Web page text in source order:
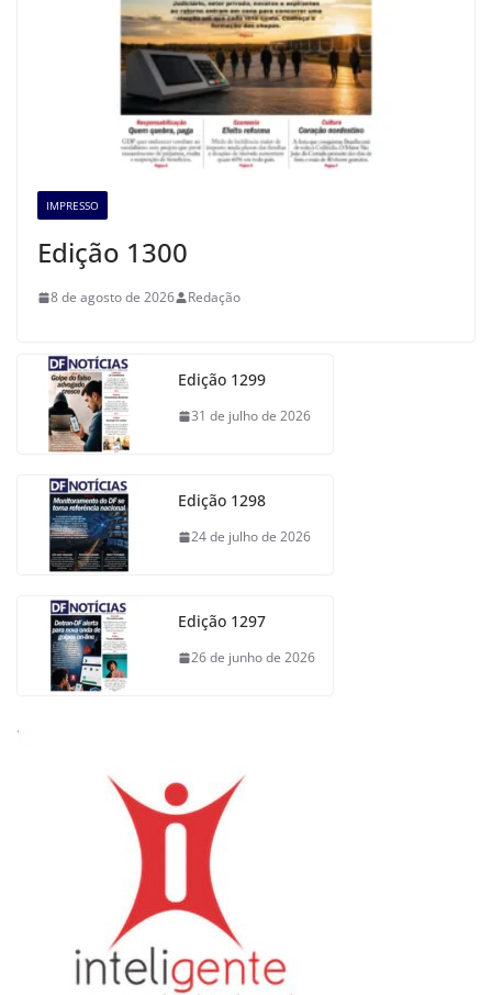
IMPRESSO
Edição 1300
8 de agosto de 2026 Redação
Edição 1299
31 de julho de 2026
Edição 1298
24 de julho de 2026
Edição 1297
26 de junho de 2026